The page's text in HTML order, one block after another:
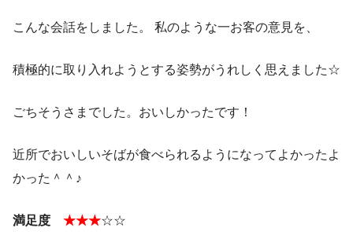
こんな会話をしました。 私のような一お客の意見を、
積極的に取り入れようとする姿勢がうれしく思えました☆
ごちそうさまでした。おいしかったです！
近所でおいしいそばが食べられるようになってよかったよ
かった＾＾♪
満足度 ★★★☆☆